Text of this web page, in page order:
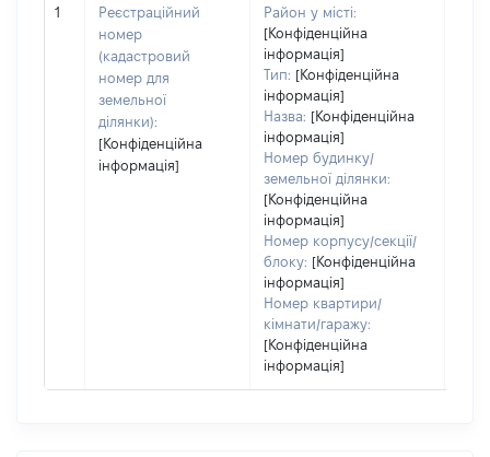
1
Реєстраційний
номер
(кадастровий
номер для
земельної
ділянки):
[Конфіденційна
інформація]
Район у місті:
[Конфіденційна
інформація]
Тип: [Конфіденційна
інформація]
Назва: [Конфіденційна
інформація]
Номер будинку/
земельної ділянки:
[Конфіденційна
інформація]
Номер корпусу/секції/
блоку: [Конфіденційна
інформація]
Номер квартири/
кімнати/гаражу:
[Конфіденційна
інформація]